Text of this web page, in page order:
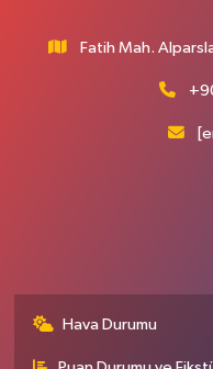
Fatih Mah.
Hava Durumu